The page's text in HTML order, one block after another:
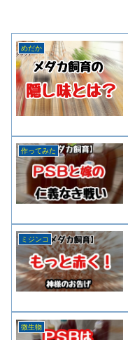
めだか
作ってみた
ミジンコ
微生物